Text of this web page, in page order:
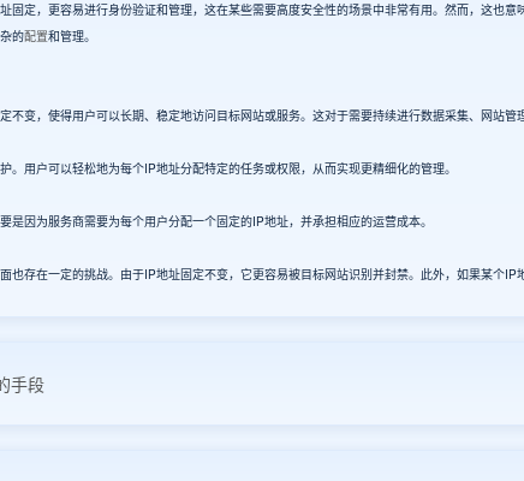
定，更容易进行身份验证和管理，这在某些需要高度安全性的场景中非常有用。然而，这也
的配置和管理。
变，使得用户可以长期、稳定地访问目标网站或服务。这对于需要持续进行数据采集、网站管
用户可以轻松地为每个IP地址分配特定的任务或权限，从而实现更精细化的管理。
因为服务商需要为每个用户分配一个固定的IP地址，并承担相应的运营成本。
存在一定的挑战。由于IP地址固定不变，它更容易被目标网站识别并封禁。此外，如果某个IP
手段